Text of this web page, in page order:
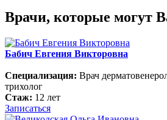
Врачи, которые могут
Бабич Евгения Викторовна
Специализация: Врач
трихолог
Стаж: 12 лет
Записаться